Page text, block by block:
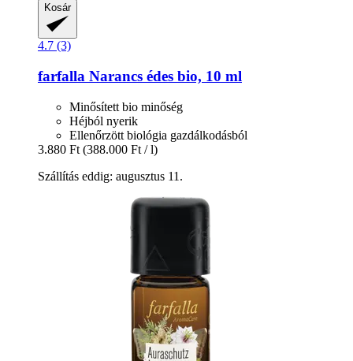
Kosár
4.7 (3)
farfalla Narancs édes bio, 10 ml
Minősített bio minőség
Héjból nyerik
Ellenőrzött biológia gazdálkodásból
3.880 Ft (388.000 Ft / l)
Szállítás eddig: augusztus 11.